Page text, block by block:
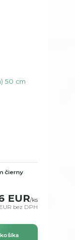
čierny
EUR/ks
bez DPH